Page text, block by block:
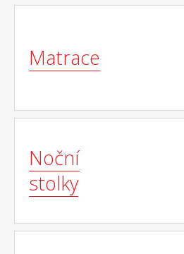
Matrace
Noční
stolky